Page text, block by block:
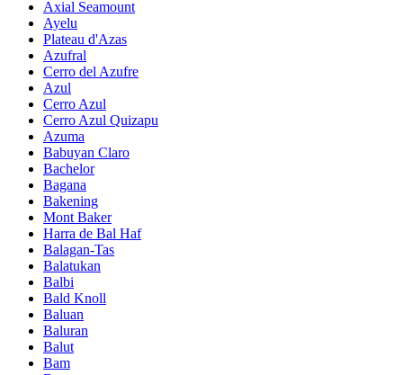
Axial Seamount
Ayelu
Plateau d'Azas
Azufral
Cerro del Azufre
Azul
Cerro Azul
Cerro Azul Quizapu
Azuma
Babuyan Claro
Bachelor
Bagana
Bakening
Mont Baker
Harra de Bal Haf
Balagan-Tas
Balatukan
Balbi
Bald Knoll
Baluan
Baluran
Balut
Bam